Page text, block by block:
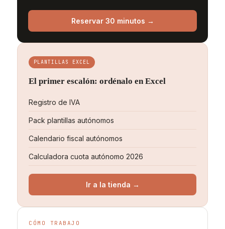
Reservar 30 minutos →
PLANTILLAS EXCEL
El primer escalón: ordénalo en Excel
Registro de IVA
Pack plantillas autónomos
Calendario fiscal autónomos
Calculadora cuota autónomo 2026
Ir a la tienda →
CÓMO TRABAJO